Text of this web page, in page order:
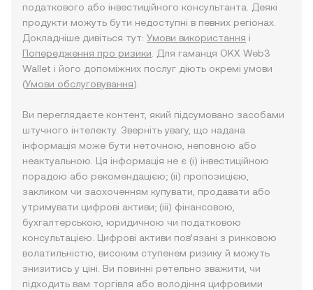
податкового або інвестиційного консультанта. Деякі
продукти можуть бути недоступні в певних регіонах.
Докладніше дивіться тут: Умови використання і
Попередження про ризики . Для гаманця OKX Web3
Wallet і його допоміжних послуг діють окремі умови
(Умови обслуговування).
Ви переглядаєте контент, який підсумовано засобами
штучного інтелекту. Зверніть увагу, що надана
інформація може бути неточною, неповною або
неактуальною. Ця інформація не є (i) інвестиційною
порадою або рекомендацією; (ii) пропозицією,
закликом чи заохоченням купувати, продавати або
утримувати цифрові активи; (iii) фінансовою,
бухгалтерською, юридичною чи податковою
консультацією. Цифрові активи пов’язані з ринковою
волатильністю, високим ступенем ризику й можуть
знизитись у ціні. Ви повинні ретельно зважити, чи
підходить вам торгівля або володіння цифровими